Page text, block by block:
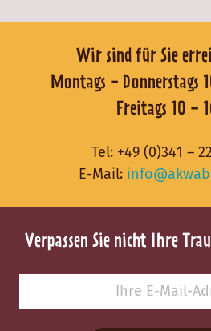
Wir sind für Sie
Montags -
Freitags 10 -
Tel: +49 (0)341 –
E-Mail:
Verpassen Sie nicht Ihre